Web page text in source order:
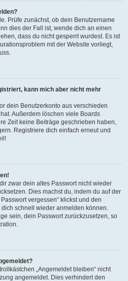
Prüfe zunächst, ob dein Benutzername
dies der Fall ist, wende dich an einen
dass du nicht gesperrt wurdest. Es ist
mit der Website vorliegt,
kann mich aber nicht mehr
dein Benutzerkonto aus verschieden
Außerdem löschen viele Boards
Zeit keine Beiträge geschrieben haben,
Registriere dich einfach erneut und
zwar dein altes Passwort nicht wieder
Dies machst du, indem du auf der
vergessen“ klickst und den
schnell wieder anmelden können.
sein, dein Passwort zurückzusetzen, so
„Angemeldet bleiben“ nicht
angemeldet. Dies verhindert den